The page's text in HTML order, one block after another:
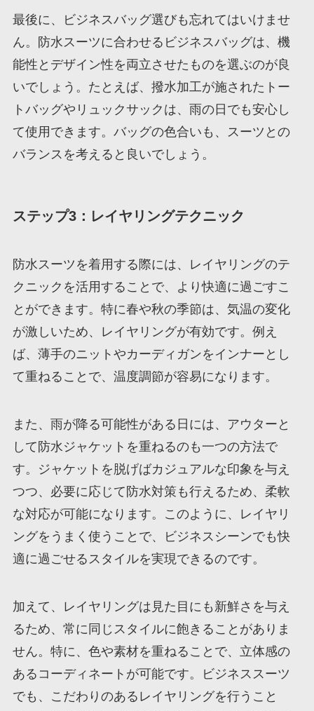
最後に、ビジネスバッグ選びも忘れてはいけませ
ん。防水スーツに合わせるビジネスバッグは、機
能性とデザイン性を両立させたものを選ぶのが良
いでしょう。たとえば、撥水加工が施されたトー
トバッグやリュックサックは、雨の日でも安心し
て使用できます。バッグの色合いも、スーツとの
バランスを考えると良いでしょう。
ステップ3：レイヤリングテクニック
防水スーツを着用する際には、レイヤリングのテ
クニックを活用することで、より快適に過ごすこ
とができます。特に春や秋の季節は、気温の変化
が激しいため、レイヤリングが有効です。例え
ば、薄手のニットやカーディガンをインナーとし
て重ねることで、温度調節が容易になります。
また、雨が降る可能性がある日には、アウターと
して防水ジャケットを重ねるのも一つの方法で
す。ジャケットを脱げばカジュアルな印象を与え
つつ、必要に応じて防水対策も行えるため、柔軟
な対応が可能になります。このように、レイヤリ
ングをうまく使うことで、ビジネスシーンでも快
適に過ごせるスタイルを実現できるのです。
加えて、レイヤリングは見た目にも新鮮さを与え
るため、常に同じスタイルに飽きることがありま
せん。特に、色や素材を重ねることで、立体感の
あるコーディネートが可能です。ビジネススーツ
でも、こだわりのあるレイヤリングを行うこと